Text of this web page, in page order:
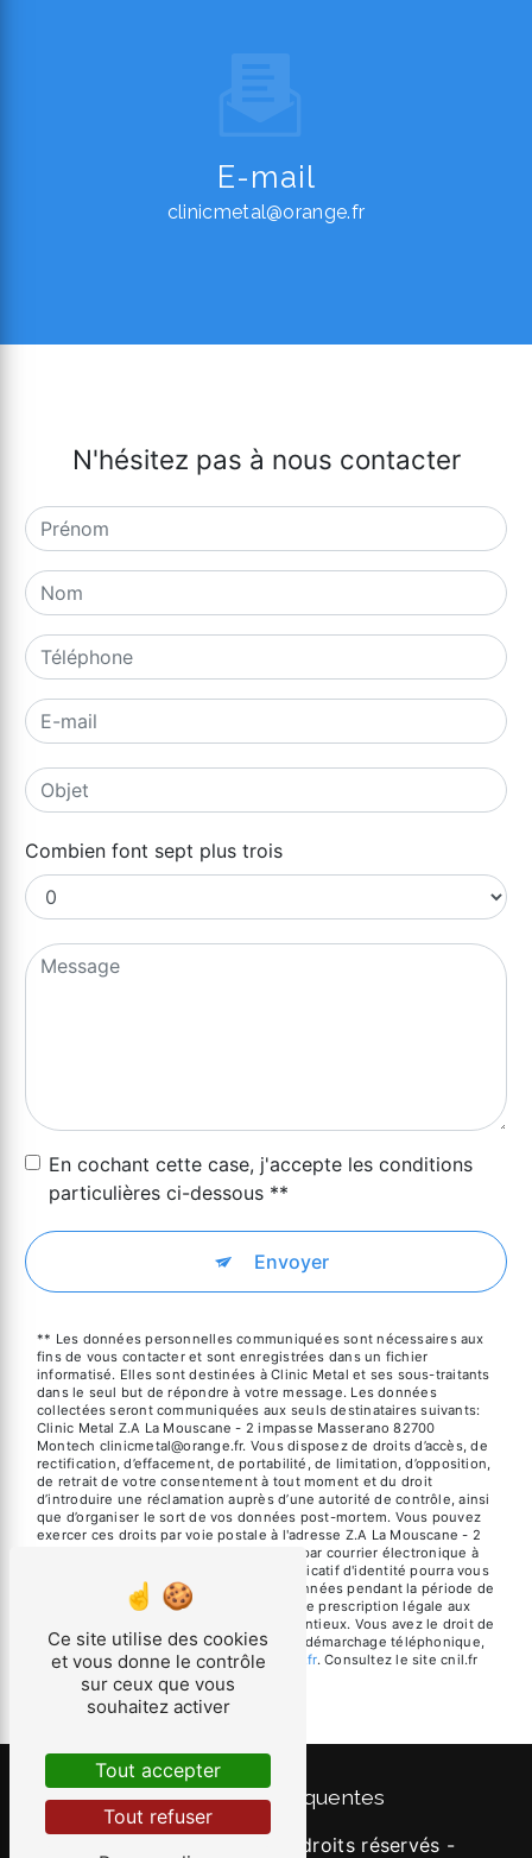
E-mail
clinicmetal@orange.fr
N'hésitez pas à nous contacter
Combien font sept plus trois
En cochant cette case, j'accepte les conditions
particulières ci-dessous **
Envoyer
** Les données personnelles communiquées sont nécessaires aux
fins de vous contacter et sont enregistrées dans un fichier
informatisé. Elles sont destinées à Clinic Metal et ses sous-traitants
dans le seul but de répondre à votre message. Les données
collectées seront communiquées aux seuls destinataires suivants:
Clinic Metal Z.A La Mouscane - 2 impasse Masserano 82700
Montech clinicmetal@orange.fr. Vous disposez de droits d’accès, de
rectification, d’effacement, de portabilité, de limitation, d’opposition,
de retrait de votre consentement à tout moment et du droit
d’introduire une réclamation auprès d’une autorité de contrôle, ainsi
que d’organiser le sort de vos données post-mortem. Vous pouvez
exercer ces droits par voie postale à l'adresse Z.A La Mouscane - 2
impasse Masserano 82700 Montech ou par courrier électronique à
l'adresse clinicmetal@orange.fr. Un justificatif d'identité pourra vous
être demandé. Nous conservons vos données pendant la période de
prise de contact puis pendant la durée de prescription légale aux
fins probatoires et de gestion des contentieux. Vous avez le droit de
vous inscrire sur la liste d'opposition au démarchage téléphonique,
disponible à cette adresse:Bloctel.gouv.fr. Consultez le site cnil.fr
pour plus d’informations sur vos droits.
Recherches fréquentes
- 2026 - Tous droits réservés -
Ce site utilise des cookies
et vous donne le contrôle
sur ceux que vous
souhaitez activer
Tout accepter
Tout refuser